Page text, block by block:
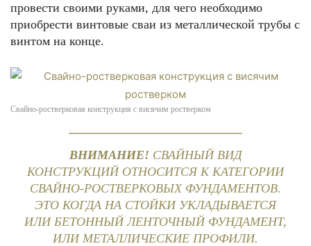
провести своими руками, для чего необходимо
приобрести винтовые сваи из металлической трубы с
винтом на конце.
Свайно-ростверковая конструкция с висячим ростверком
ВНИМАНИЕ! СВАЙНЫЙ ВИД
КОНСТРУКЦИЙ ОТНОСИТСЯ К КАТЕГОРИИ
СВАЙНО-РОСТВЕРКОВЫХ ФУНДАМЕНТОВ.
ЭТО КОГДА НА СТОЙКИ УКЛАДЫВАЕТСЯ
ИЛИ БЕТОННЫЙ ЛЕНТОЧНЫЙ ФУНДАМЕНТ,
ИЛИ МЕТАЛЛИЧЕСКИЕ ПРОФИЛИ.